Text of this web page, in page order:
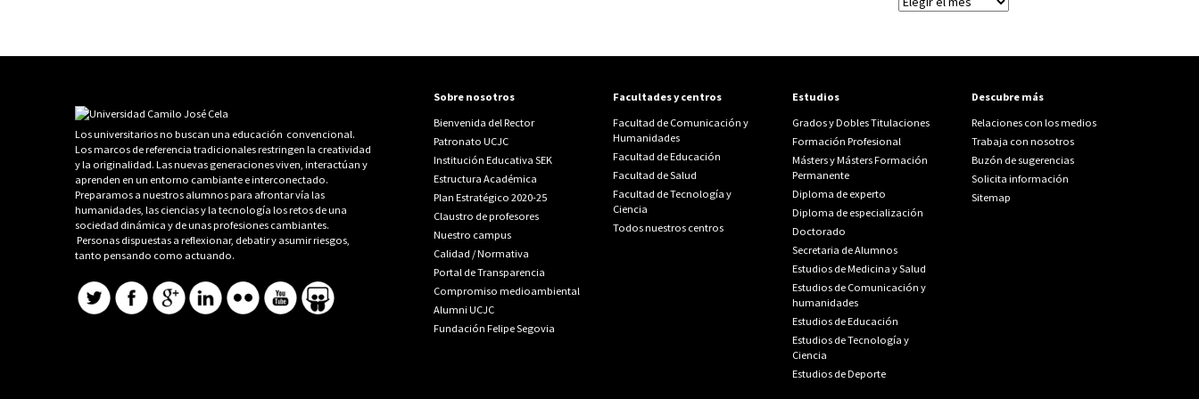
Los universitarios no buscan una educación convencional.
Los marcos de referencia tradicionales restringen la creatividad
y la originalidad. Las nuevas generaciones viven, interactúan y
aprenden en un entorno cambiante e interconectado.
Preparamos a nuestros alumnos para afrontar vía las
humanidades, las ciencias y la tecnología los retos de una
sociedad dinámica y de unas profesiones cambiantes.
Personas dispuestas a reflexionar, debatir y asumir riesgos,
tanto pensando como actuando.
Sobre nosotros
Bienvenida del Rector
Patronato UCJC
Institución Educativa SEK
Estructura Académica
Plan Estratégico 2020-25
Claustro de profesores
Nuestro campus
Calidad /Normativa
Portal de Transparencia
Compromiso medioambiental
Alumni UCJC
Fundación Felipe Segovia
Facultades y centros
Facultad de Comunicación y
Humanidades
Facultad de Educación
Facultad de Salud
Facultad de Tecnología y
Ciencia
Todos nuestros centros
Estudios
Grados y Dobles Titulaciones
Formación Profesional
Másters y Másters Formación
Permanente
Diploma de experto
Diploma de especialización
Doctorado
Secretaria de Alumnos
Estudios de Medicina y Salud
Estudios de Comunicación y
humanidades
Estudios de Educación
Estudios de Tecnología y
Ciencia
Estudios de Deporte
Descubre más
Relaciones con los medios
Trabaja con nosotros
Buzón de sugerencias
Solicita información
Sitemap